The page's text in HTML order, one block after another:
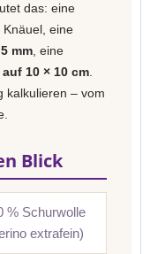
das: eine
Knäuel, eine
mm , eine
10 × 10 cm
kalkulieren – vom
Blick
% Schurwolle
extrafein)